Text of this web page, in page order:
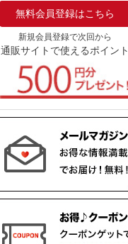
無料会員登録はこちら
新規会員登録で次回から
通販サイトで使えるポイント